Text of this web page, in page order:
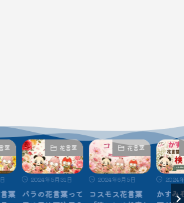
葉
葉
花言葉
2024年5月31日
バラの花言葉って
花言葉
2024年6月5日
コスモス花言葉
2024
かすみ